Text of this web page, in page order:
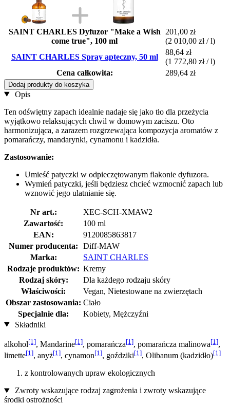
SAINT CHARLES Dyfuzor "Make a Wish
come true", 100 ml
201,00 zł
(2 010,00 zł / l)
SAINT CHARLES Spray apteczny, 50 ml
88,64 zł
(1 772,80 zł / l)
Cena całkowita:
289,64 zł
Dodaj produkty do koszyka
Opis
Ten odświętny zapach idealnie nadaje się jako tło dla przeżycia
wyjątkowo relaksujących chwil w domowym zaciszu. Oto
harmonizująca, a zarazem rozgrzewająca kompozycja aromatów z
pomarańczy, mandarynki, cynamonu i kadzidła.
Zastosowanie:
Umieść patyczki w odpieczętowanym flakonie dyfuzora.
Wymień patyczki, jeśli będziesz chcieć wzmocnić zapach lub
wznowić jego ulatnianie się.
Nr art.:
XEC-SCH-XMAW2
Zawartość:
100 ml
EAN:
9120085863817
Numer producenta:
Diff-MAW
Marka:
SAINT CHARLES
Rodzaje produktów: Kremy
Rodzaj skóry:
Dla każdego rodzaju skóry
Właściwości:
Vegan, Nietestowane na zwierzętach
Obszar zastosowania: Ciało
Specjalnie dla:
Kobiety, Mężczyźni
Składniki
alkohol[1], Mandarine[1], pomarańcza[1], pomarańcza malinowa[1],
limette[1], anyż[1], cynamon[1], goździki[1], Olibanum (kadzidło)[1]
z kontrolowanych upraw ekologicznych
Zwroty wskazujące rodzaj zagrożenia i zwroty wskazujące
środki ostrożności